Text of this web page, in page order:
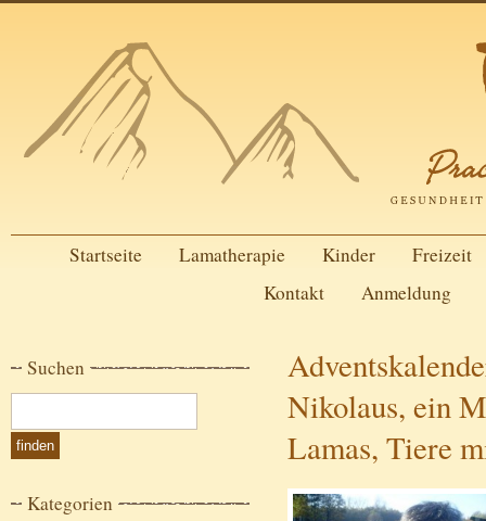
Startseite Lamatherapie Kinder
Freizeit
Kontakt
Anmeldung
Suchen
Kategorien
Nikolaus, ein
Lamas, Tiere